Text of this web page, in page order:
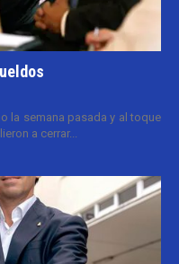
la semana pasada y al toque
a cerrar...